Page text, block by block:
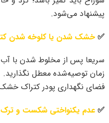
پیشنهاد می‌شود.
✅ خشک شدن یا کلوخه شدن
سریعا پس از مخلوط شدن با آب
زمان توصیه‌شده معطل نگذارید.
فضای نگهداری پودر کتراک
✅ عدم یکنواختی شکست و ترک